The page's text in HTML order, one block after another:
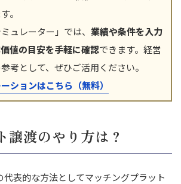
。
ュレーター」では、 業績や条件を入力
値の目安を手軽に確認できます。経営
考として、ぜひご活用ください。
ションはこちら（無料）
譲渡のやり方は？
表的な方法としてマッチングプラット